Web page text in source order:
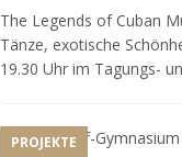
The Legends of Cuban
Tänze, exotische
19.30 Uhr im Tagungs-
PROJEKTE